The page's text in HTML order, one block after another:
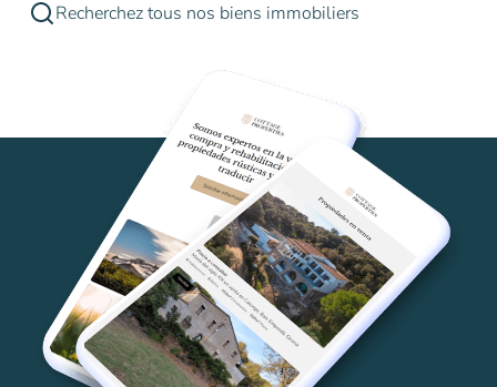
Recherchez tous nos biens immobiliers